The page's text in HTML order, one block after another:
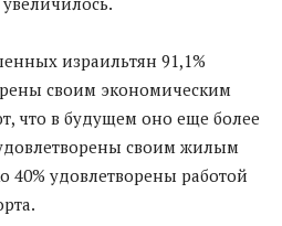
израильтян 91,1%
своим экономическим
что в будущем оно еще более
своим жилым
40% удовлетворены работой